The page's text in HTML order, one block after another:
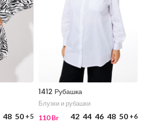
48 50 +5
1412 Рубашка
Блузки и рубашки
110Br 42 44 46 48 50 +6